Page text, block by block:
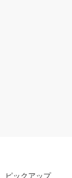
ピックアップ